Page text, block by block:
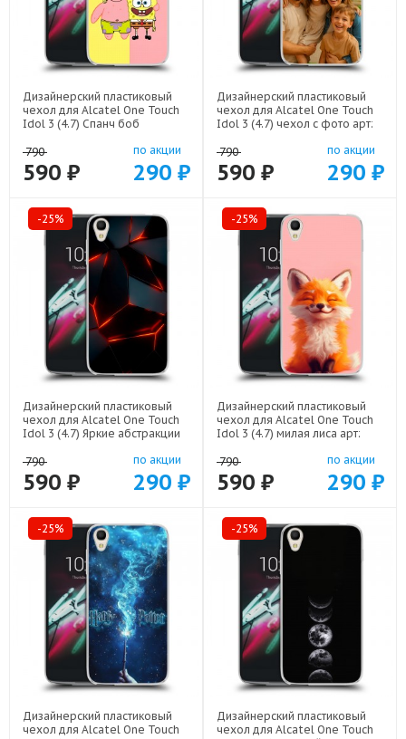
Дизайнерский пластиковый
чехол для Alcatel One Touch
Idol 3 (4.7) Спанч боб
790
590 ₽
по акции
290 ₽
Дизайнерский пластиковый
чехол для Alcatel One Touch
Idol 3 (4.7) чехол с фото арт:
790
590 ₽
по акции
290 ₽
-25%
Дизайнерский пластиковый
чехол для Alcatel One Touch
Idol 3 (4.7) Яркие абстракции
790
590 ₽
по акции
290 ₽
-25%
Дизайнерский пластиковый
чехол для Alcatel One Touch
Idol 3 (4.7) милая лиса арт:
790
590 ₽
по акции
290 ₽
-25%
Дизайнерский пластиковый
чехол для Alcatel One Touch
-25%
Дизайнерский пластиковый
чехол для Alcatel One Touch